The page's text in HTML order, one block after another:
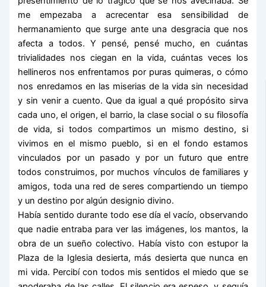
me empezaba a acrecentar esa sensibilidad de
hermanamiento que surge ante una desgracia que nos
afecta a todos. Y pensé, pensé mucho, en cuántas
trivialidades nos ciegan en la vida, cuántas veces los
hellineros nos enfrentamos por puras quimeras, o cómo
nos enredamos en las miserias de la vida sin necesidad
y sin venir a cuento. Que da igual a qué propósito sirva
cada uno, el origen, el barrio, la clase social o su filosofía
de vida, si todos compartimos un mismo destino, si
vivimos en el mismo pueblo, si en el fondo estamos
vinculados por un pasado y por un futuro que entre
todos construimos, por muchos vínculos de familiares y
amigos, toda una red de seres compartiendo un tiempo
y un destino por algún designio divino.
Había sentido durante todo ese día el vacío, observando
que nadie entraba para ver las imágenes, los mantos, la
obra de un sueño colectivo. Había visto con estupor la
Plaza de la Iglesia desierta, más desierta que nunca en
mi vida. Percibí con todos mis sentidos el miedo que se